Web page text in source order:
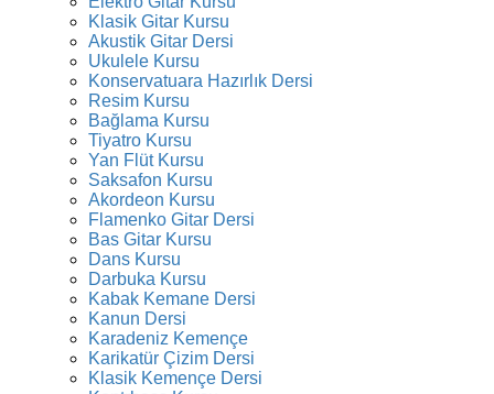
Klasik Gitar Kursu
Akustik Gitar Dersi
Ukulele Kursu
Konservatuara Hazırlık Dersi
Resim Kursu
Bağlama Kursu
Tiyatro Kursu
Yan Flüt Kursu
Saksafon Kursu
Akordeon Kursu
Flamenko Gitar Dersi
Bas Gitar Kursu
Dans Kursu
Darbuka Kursu
Kabak Kemane Dersi
Kanun Dersi
Karadeniz Kemençe
Karikatür Çizim Dersi
Klasik Kemençe Dersi